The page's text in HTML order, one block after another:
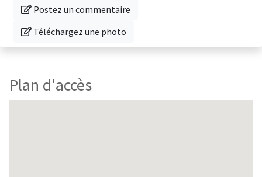
Donnez votre avis sur cette librairie
Postez un commentaire
Téléchargez une photo de cette librairie
Téléchargez une photo
Plan d'accès